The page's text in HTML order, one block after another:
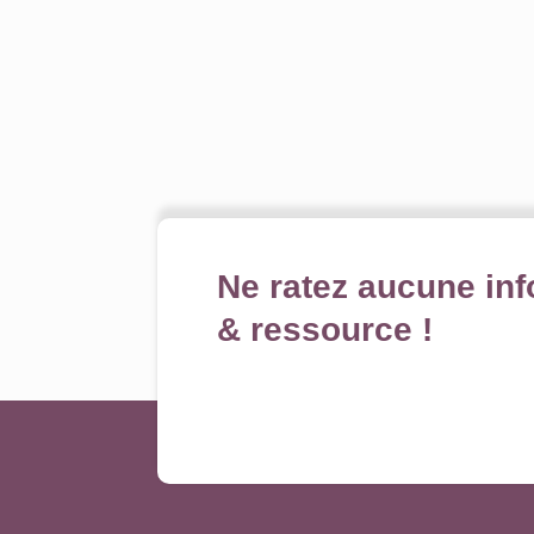
Ne ratez aucune
& ressource !